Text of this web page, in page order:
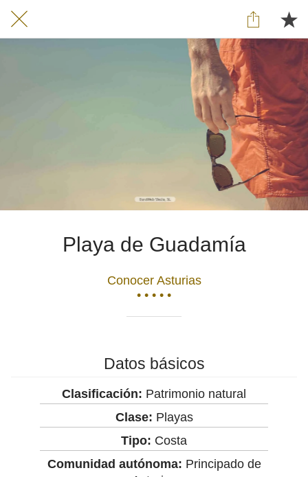
Playa de Guadamía
Conocer Asturias
• • • • •
Datos básicos
Clasificación: Patrimonio natural
Clase: Playas
Tipo: Costa
Comunidad autónoma: Principado de